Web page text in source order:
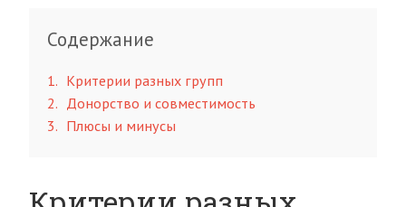
Содержание
1
Критерии разных групп
2
Донорство и совместимость
3
Плюсы и минусы